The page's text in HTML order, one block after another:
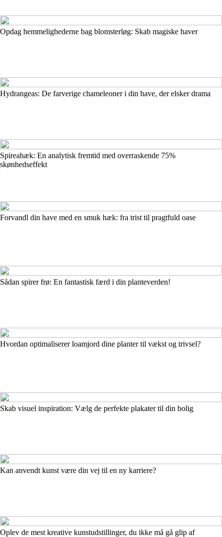
Opdag hemmelighederne bag blomsterløg: Skab magiske haver
Hydrangeas: De farverige chameleoner i din have, der elsker drama
Spireahæk: En analytisk fremtid med overraskende 75%
skønhedseffekt
Forvandl din have med en smuk hæk: fra trist til pragtfuld oase
Sådan spirer frø: En fantastisk færd i din planteverden!
Hvordan optimaliserer loamjord dine planter til vækst og trivsel?
Skab visuel inspiration: Vælg de perfekte plakater til din bolig
Kan anvendt kunst være din vej til en ny karriere?
Oplev de mest kreative kunstudstillinger, du ikke må gå glip af